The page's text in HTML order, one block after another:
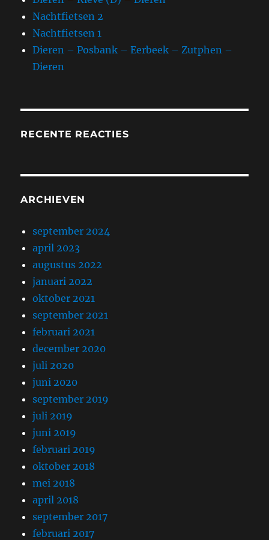
Nachtfietsen 2
Nachtfietsen 1
Dieren – Posbank – Eerbeek – Zutphen –
Dieren
RECENTE REACTIES
ARCHIEVEN
september 2024
april 2023
augustus 2022
januari 2022
oktober 2021
september 2021
februari 2021
december 2020
juli 2020
juni 2020
september 2019
juli 2019
juni 2019
februari 2019
oktober 2018
mei 2018
april 2018
september 2017
februari 2017